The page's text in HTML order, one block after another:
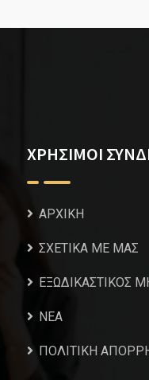
ΧΡΗΣΙΜΟΙ
ΑΡΧΙΚΗ
ΣΧΕΤΙΚΑ ΜΕ ΜΑΣ
ΕΞΩΔΙΚΑΣΤΙΚΟΣ
NEA
ΠΟΛΙΤΙΚΗ